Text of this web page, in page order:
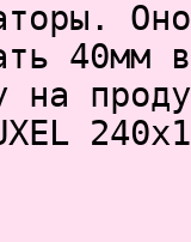
40мм
на